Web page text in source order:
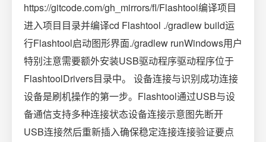
https://gitcode.com/gh_mirrors/fl/Flashtool编译项目
进入项目目录并编译cd Flashtool ./gradlew build运
行Flashtool启动图形界面./gradlew runWindows用户
特别注意需要额外安装USB驱动程序驱动程序位于
FlashtoolDrivers目录中。 设备连接与识别成功连接
设备是刷机操作的第一步。Flashtool通过USB与设
备通信支持多种连接状态设备连接示意图先断开
USB连接然后重新插入确保稳定连接连接验证要点